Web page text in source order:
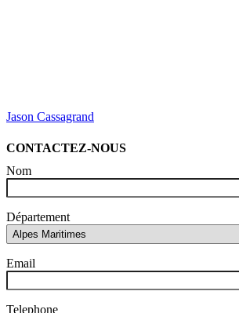
Jason Cassagrand
CONTACTEZ-NOUS
Nom
Département
Email
Telephone